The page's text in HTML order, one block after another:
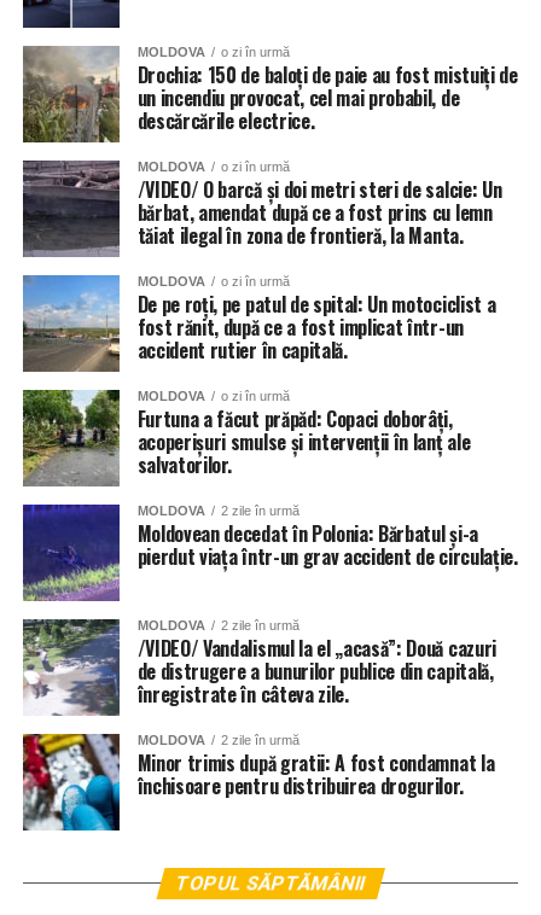
MOLDOVA o zi în urmă
Drochia: 150 de baloți de paie au fost mistuiți de
un incendiu provocat, cel mai probabil, de
descărcările electrice.
MOLDOVA o zi în urmă
/VIDEO/ O barcă și doi metri steri de salcie: Un
bărbat, amendat după ce a fost prins cu lemn
tăiat ilegal în zona de frontieră, la Manta.
MOLDOVA o zi în urmă
De pe roți, pe patul de spital: Un motociclist a
fost rănit, după ce a fost implicat într-un
accident rutier în capitală.
MOLDOVA o zi în urmă
Furtuna a făcut prăpăd: Copaci doborâți,
acoperișuri smulse și intervenții în lanț ale
salvatorilor.
MOLDOVA 2 zile în urmă
Moldovean decedat în Polonia: Bărbatul și-a
pierdut viața într-un grav accident de circulație.
MOLDOVA 2 zile în urmă
/VIDEO/ Vandalismul la el „acasă”: Două cazuri
de distrugere a bunurilor publice din capitală,
înregistrate în câteva zile.
MOLDOVA 2 zile în urmă
Minor trimis după gratii: A fost condamnat la
închisoare pentru distribuirea drogurilor.
TOPUL SĂPTĂMÂNII